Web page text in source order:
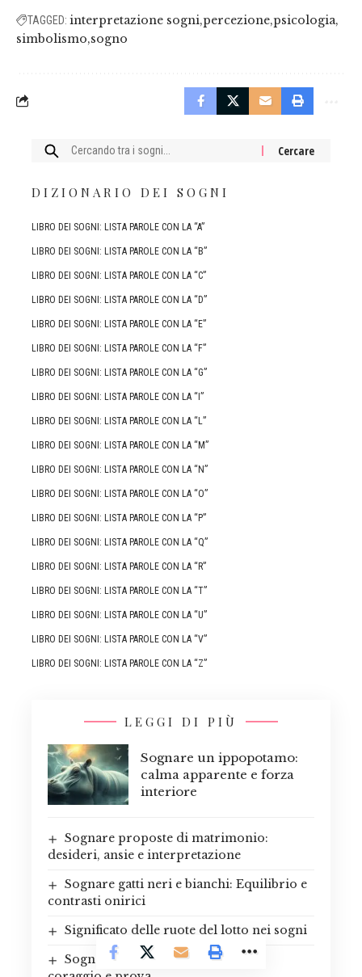
TAGGED: interpretazione sogni percezione psicologia
simbolismo sogno
Cercare:
DIZIONARIO DEI SOGNI
LIBRO DEI SOGNI: LISTA PAROLE CON LA “A”
LIBRO DEI SOGNI: LISTA PAROLE CON LA “B”
LIBRO DEI SOGNI: LISTA PAROLE CON LA “C”
LIBRO DEI SOGNI: LISTA PAROLE CON LA “D”
LIBRO DEI SOGNI: LISTA PAROLE CON LA “E”
LIBRO DEI SOGNI: LISTA PAROLE CON LA “F”
LIBRO DEI SOGNI: LISTA PAROLE CON LA “G”
LIBRO DEI SOGNI: LISTA PAROLE CON LA “I”
LIBRO DEI SOGNI: LISTA PAROLE CON LA “L”
LIBRO DEI SOGNI: LISTA PAROLE CON LA “M”
LIBRO DEI SOGNI: LISTA PAROLE CON LA “N”
LIBRO DEI SOGNI: LISTA PAROLE CON LA “O”
LIBRO DEI SOGNI: LISTA PAROLE CON LA “P”
LIBRO DEI SOGNI: LISTA PAROLE CON LA “Q”
LIBRO DEI SOGNI: LISTA PAROLE CON LA “R”
LIBRO DEI SOGNI: LISTA PAROLE CON LA “T”
LIBRO DEI SOGNI: LISTA PAROLE CON LA “U”
LIBRO DEI SOGNI: LISTA PAROLE CON LA “V”
LIBRO DEI SOGNI: LISTA PAROLE CON LA “Z”
LEGGI DI PIÙ
Sognare un ippopotamo:
calma apparente e forza
interiore
Sognare proposte di matrimonio:
desideri, ansie e interpretazione
Sognare gatti neri e bianchi: Equilibrio e
contrasti onirici
Significato delle ruote del lotto nei sogni
Sognare di camminare nel fuoco: